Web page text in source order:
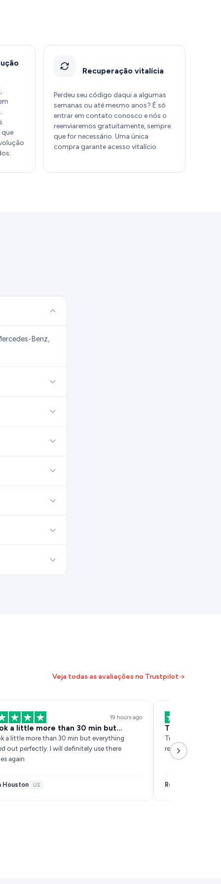
Recuperação vitalícia
Perdeu seu código daqui a algumas
semanas ou até mesmo anos? É só
entrar em contato conosco e nós o
reenviaremos gratuitamente, sempre
que for necessário. Uma única
compra garante acesso vitalício.
Benz,
Veja todas as avaliações no Trustpilot
19 hours ago
a little more than 30 min but…
a little more than 30 min but everything
I will definitely use there
again
Houston· US
Trés fiable
Trés fiable est
recommande
Remy Zarb